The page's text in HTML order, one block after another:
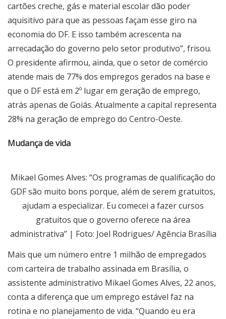
cartões creche, gás e material escolar dão poder
aquisitivo para que as pessoas façam esse giro na
economia do DF. E isso também acrescenta na
arrecadação do governo pelo setor produtivo”, frisou.
O presidente afirmou, ainda, que o setor de comércio
atende mais de 77% dos empregos gerados na base e
que o DF está em 2º lugar em geração de emprego,
atrás apenas de Goiás. Atualmente a capital representa
28% na geração de emprego do Centro-Oeste.
Mudança de vida
Mikael Gomes Alves: “Os programas de qualificação do
GDF são muito bons porque, além de serem gratuitos,
ajudam a especializar. Eu comecei a fazer cursos
gratuitos que o governo oferece na área
administrativa” | Foto: Joel Rodrigues/ Agência Brasília
Mais que um número entre 1 milhão de empregados
com carteira de trabalho assinada em Brasília, o
assistente administrativo Mikael Gomes Alves, 22 anos,
conta a diferença que um emprego estável faz na
rotina e no planejamento de vida. “Quando eu era